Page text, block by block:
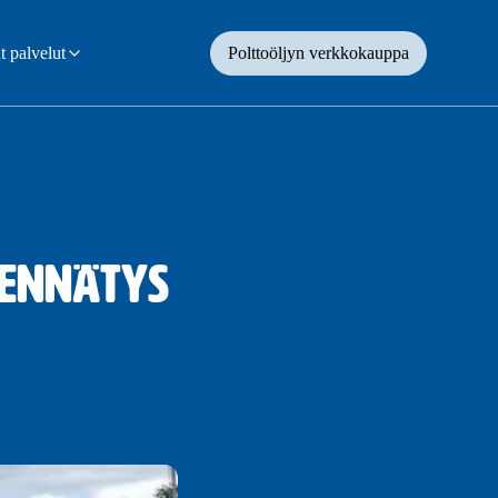
palvelut Polttoöljyn verkkokauppa